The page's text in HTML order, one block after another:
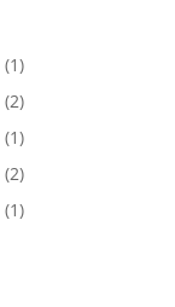
(1)
(2)
(1)
(2)
(1)